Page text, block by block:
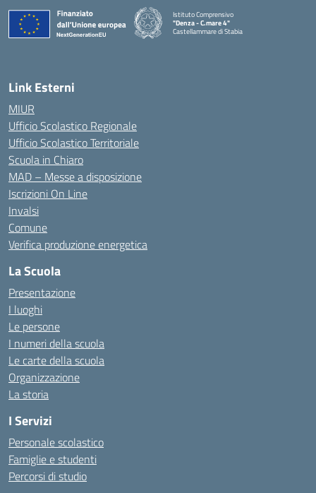
Istituto Comprensivo
"Denza - C.mare 4"
Castellammare di Stabia
Link Esterni
MIUR
Ufficio Scolastico Regionale
Ufficio Scolastico Territoriale
Scuola in Chiaro
MAD – Messe a disposizione
Iscrizioni On Line
Invalsi
Comune
Verifica produzione energetica
La Scuola
Presentazione
I luoghi
Le persone
I numeri della scuola
Le carte della scuola
Organizzazione
La storia
I Servizi
Personale scolastico
Famiglie e studenti
Percorsi di studio